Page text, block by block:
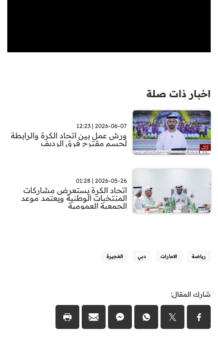
اخبار ذات صلة
2026-06-07 | 12:23
ورش عمل بين اتحاد الكرة والرابطة
لحسم مقترح فرق الرديف
2026-05-26 | 01:28
اتحاد الكرة يستعرض مشاركات
المنتخبات الوطنية ويعتمد موعد
الجمعية العمومية
رياضة الامارات دبي الفجيرة
شارك المقال: